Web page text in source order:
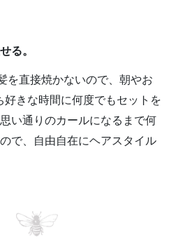
る。
を直接焼かないので、朝やお
好きな時間に何度でもセットを
い通りのカールになるまで何
で、自由自在にヘアスタイル